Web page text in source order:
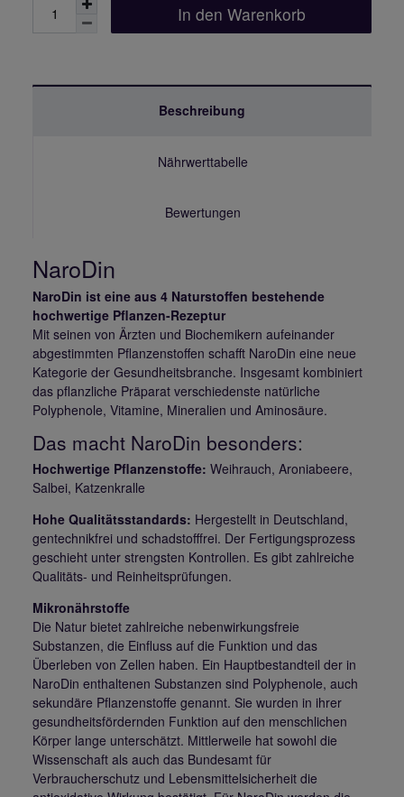
In den Warenkorb
Beschreibung
Nährwerttabelle
Bewertungen
NaroDin
NaroDin ist eine aus 4 Naturstoffen bestehende
hochwertige Pflanzen-Rezeptur
Mit seinen von Ärzten und Biochemikern aufeinander
abgestimmten Pflanzenstoffen schafft NaroDin eine neue
Kategorie der Gesundheitsbranche. Insgesamt kombiniert
das pflanzliche Präparat verschiedenste natürliche
Polyphenole, Vitamine, Mineralien und Aminosäure.
Das macht NaroDin besonders:
Hochwertige Pflanzenstoffe: Weihrauch, Aroniabeere,
Salbei, Katzenkralle
Hohe Qualitätsstandards: Hergestellt in Deutschland,
gentechnikfrei und schadstofffrei. Der Fertigungsprozess
geschieht unter strengsten Kontrollen. Es gibt zahlreiche
Qualitäts- und Reinheitsprüfungen.
Mikronährstoffe
Die Natur bietet zahlreiche nebenwirkungsfreie
Substanzen, die Einfluss auf die Funktion und das
Überleben von Zellen haben. Ein Hauptbestandteil der in
NaroDin enthaltenen Substanzen sind Polyphenole, auch
sekundäre Pflanzenstoffe genannt. Sie wurden in ihrer
gesundheitsfördernden Funktion auf den menschlichen
Körper lange unterschätzt. Mittlerweile hat sowohl die
Wissenschaft als auch das Bundesamt für
Verbraucherschutz und Lebensmittelsicherheit die